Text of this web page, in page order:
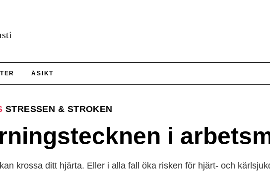
ÅSIKT
STRESSEN & STROKEN
i
krossa ditt hjärta. Eller i alla fall öka risken för hjärt- och